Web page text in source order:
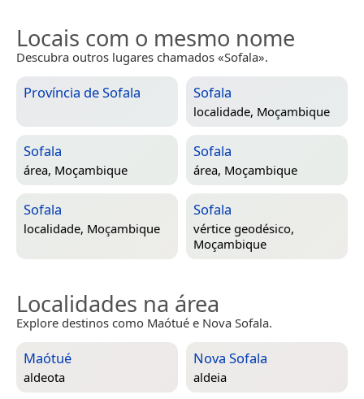
Locais com o mesmo nome
Descubra outros lugares chamados «Sofala».
Província de Sofala Sofala
localidade, Moçambique
Sofala
área, Moçambique
Sofala
área, Moçambique
Sofala
localidade, Moçambique
Sofala
vértice geodésico,
Moçambique
Localidades na área
Explore destinos como Maótué e Nova Sofala.
Maótué
aldeota
Nova Sofala
aldeia